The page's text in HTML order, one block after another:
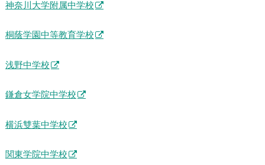
神奈川大学附属中学校
桐蔭学園中等教育学校
浅野中学校
鎌倉女学院中学校
横浜雙葉中学校
関東学院中学校